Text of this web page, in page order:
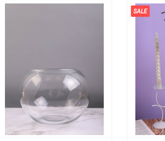
60
SALE